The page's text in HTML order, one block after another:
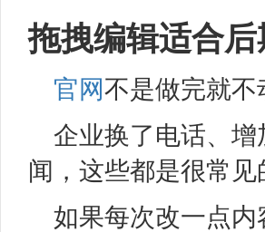
拖拽编辑适合
官网不是做完就不
企业换了电话、
闻，这些都是很常见
如果每次改一点